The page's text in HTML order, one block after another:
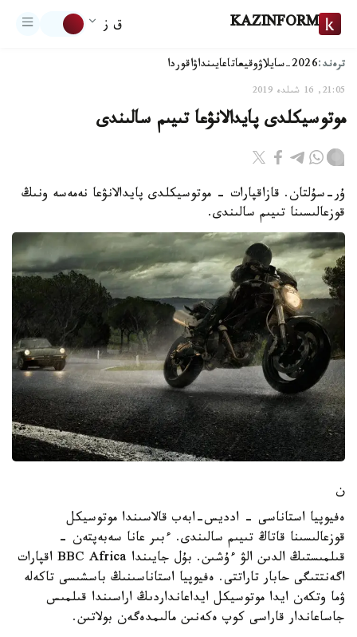
KAZINFORM ق ز
ترەند:2026-سايلاۋ وقيعاتاعايىنداۋاقوردا
21:05, 16 شىلدە 2019
موتوسيكلدى پايدالانۋعا تىيىم سالىندى
ۇر-سۇلتان. قازاقپارات - موتوسيكلدى پايدالانۋعا نەمەسە ونىڭ
قوزعالىسىنا تىيىم سالىندى.
ن
ەفيوپيا استاناسى - ادديس-ابەب قالاسىندا موتوسيكل
قوزعالىسىنا قاتاڭ تىيىم سالىندى. ءبىر عانا سەبەپتەن -
قىلمىستىڭ الدىن الۋ ءۇشىن. بۇل جايىندا BBC Africa اقپارات
اگەنتتىگى حابار تاراتتى. ەفيوپيا استاناسىنىڭ باسشىسى تاكەلە
ۋما وتكەن ايدا موتوسيكل ايداعانداردىڭ اراسىندا قىلمىس
جاساعاندار قاراسى كوپ ەكەنىن مالىمدەگەن بولاتىن.